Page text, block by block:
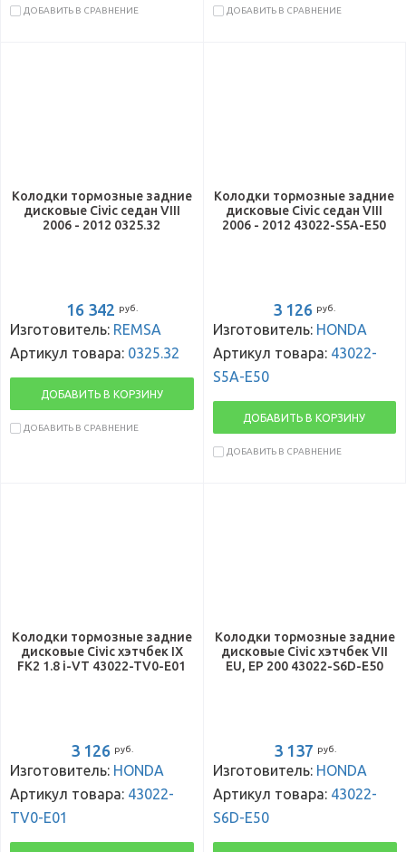
ДОБАВИТЬ В СРАВНЕНИЕ ДОБАВИТЬ В СРАВНЕНИЕ
Колодки тормозные задние
дисковые Civic седан VIII
2006 - 2012 0325.32
16 342 руб.
Изготовитель: REMSA
Артикул товара: 0325.32
ДОБАВИТЬ В КОРЗИНУ
ДОБАВИТЬ В СРАВНЕНИЕ
Колодки тормозные задние
дисковые Civic седан VIII
2006 - 2012 43022-S5A-E50
3 126 руб.
Изготовитель: HONDA
Артикул товара: 43022-
S5A-E50
ДОБАВИТЬ В КОРЗИНУ
ДОБАВИТЬ В СРАВНЕНИЕ
Колодки тормозные задние
дисковые Civic хэтчбек IX
FK2 1.8 i-VT 43022-TV0-E01
3 126 руб.
Изготовитель: HONDA
Артикул товара: 43022-
TV0-E01
Колодки тормозные задние
дисковые Civic хэтчбек VII
EU, EP 200 43022-S6D-E50
3 137 руб.
Изготовитель: HONDA
Артикул товара: 43022-
S6D-E50